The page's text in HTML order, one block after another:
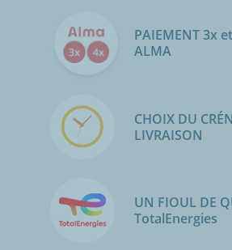
PAIEMENT 3x
ALMA
CHOIX DU
LIVRAISON
UN FIOUL DE
TotalEnergies